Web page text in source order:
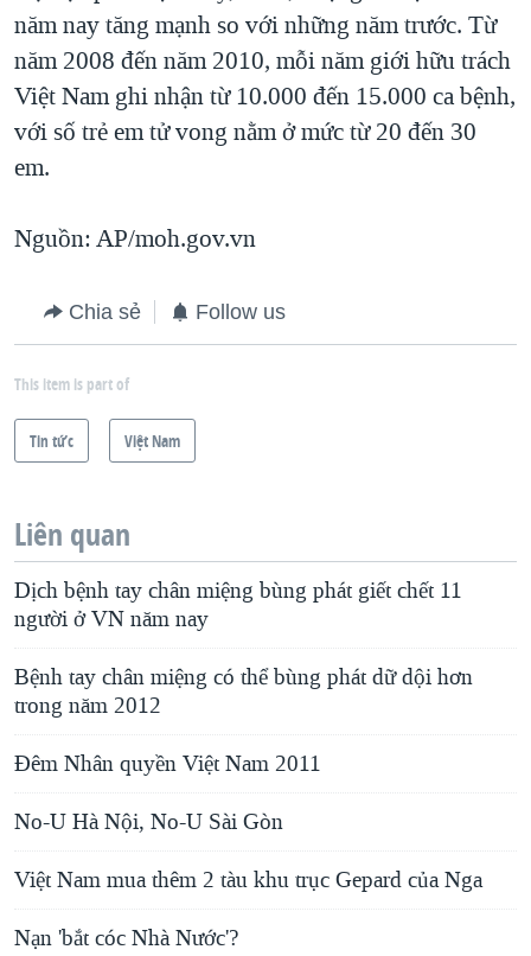
năm nay tăng mạnh so với những năm trước. Từ
năm 2008 đến năm 2010, mỗi năm giới hữu trách
Việt Nam ghi nhận từ 10.000 đến 15.000 ca bệnh,
với số trẻ em tử vong nằm ở mức từ 20 đến 30
em.
Nguồn: AP/moh.gov.vn
Chia sẻ Follow us
This item is part of
Tin tức Việt Nam
Liên quan
Dịch bệnh tay chân miệng bùng phát giết chết 11
người ở VN năm nay
Bệnh tay chân miệng có thể bùng phát dữ dội hơn
trong năm 2012
Đêm Nhân quyền Việt Nam 2011
No-U Hà Nội, No-U Sài Gòn
Việt Nam mua thêm 2 tàu khu trục Gepard của Nga
Nạn 'bắt cóc Nhà Nước'?